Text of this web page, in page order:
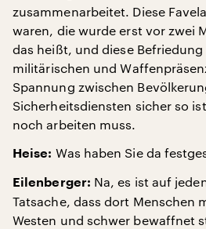
zusammenarbeitet. Diese
waren, die wurde erst vor zwei
das heißt, und diese
militärischen und
Spannung zwischen
Sicherheitsdiensten sicher so
noch arbeiten muss.
Heise: Was haben Sie da
Eilenberger: Na, es ist auf
Tatsache, dass dort Menschen
Westen und schwer bewaffnet